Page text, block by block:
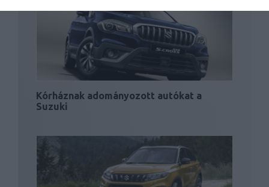
Kórháznak adományozott autókat a
Suzuki